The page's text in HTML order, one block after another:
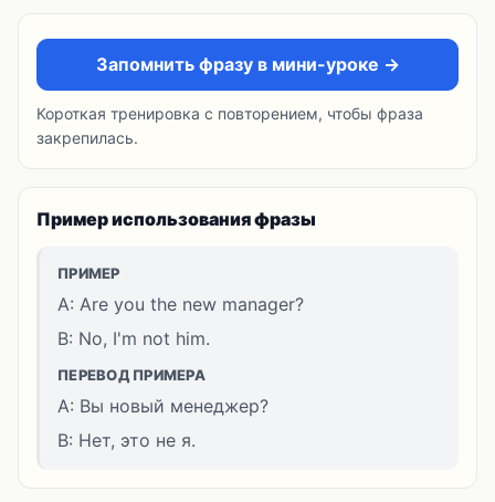
Запомнить фразу в мини-уроке →
Короткая тренировка с повторением, чтобы фраза
закрепилась.
Пример использования фразы
ПРИМЕР
A: Are you the new manager?
B: No, I'm not him.
ПЕРЕВОД ПРИМЕРА
A: Вы новый менеджер?
B: Нет, это не я.